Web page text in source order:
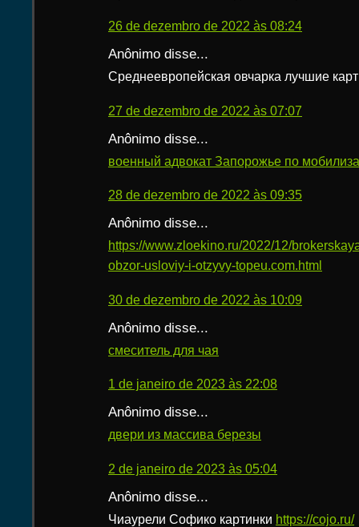
26 de dezembro de 2022 às 08:24
Anônimo disse...
Среднеевропейская овчарка лучшие
27 de dezembro de 2022 às 07:07
Anônimo disse...
военный адвокат Запорожье по
28 de dezembro de 2022 às 09:35
Anônimo disse...
https://www.zloekino.ru/2022/12/
obzor-usloviy-i-otzyvy-topeu.com.html
30 de dezembro de 2022 às 10:09
Anônimo disse...
смеситель для чая
1 de janeiro de 2023 às 22:08
Anônimo disse...
двери из массива березы
2 de janeiro de 2023 às 05:04
Anônimo disse...
Чиаурели Софико картинки https://cojo.ru/